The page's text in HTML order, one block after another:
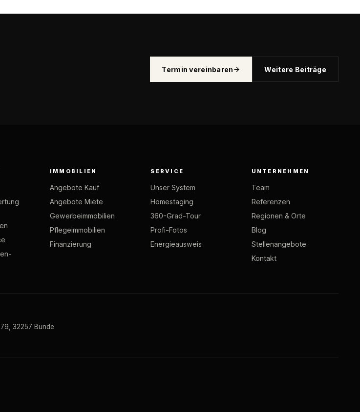
Termin vereinbaren Weitere Beiträge
IMMOBILIEN
Angebote Kauf
Angebote Miete
Gewerbeimmobilien
Pflegeimmobilien
Finanzierung
SERVICE
Unser System
Homestaging
360-Grad-Tour
Profi-Fotos
Energieausweis
UNTERNEHMEN
Team
Referenzen
Regionen & Orte
Blog
Stellenangebote
Kontakt
32257 Bünde